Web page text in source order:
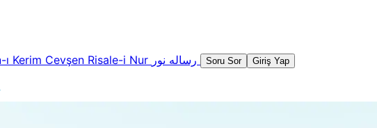
ı Kerim Cevşen Risale-i Nur Soru Sor Giriş Yap